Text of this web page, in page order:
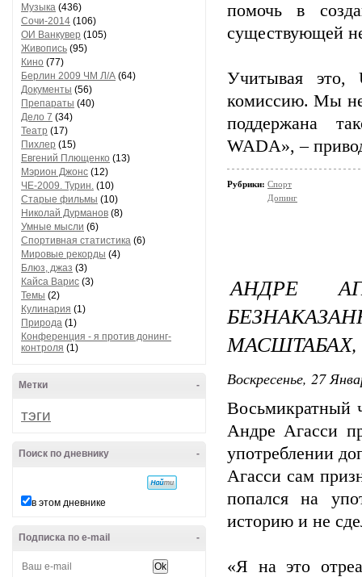
Музыка (436)
Сочи-2014 (106)
ОИ Ванкувер (105)
Живопись (95)
Кино (77)
Берлин 2009 ЧМ Л/А (64)
Документы (56)
Препараты (40)
Дело 7 (34)
Театр (17)
Пихлер (15)
Евгений Плющенко (13)
Мэрион Джонс (12)
ЧЕ-2009. Турин. (10)
Старые фильмы (10)
Николай Дурманов (8)
Умные мысли (6)
Спортивная статистика (6)
Мировые рекорды (4)
Блюз, джаз (3)
Кайса Варис (3)
Темы (2)
Кулинария (1)
Природа (1)
Конференция - я против донинг-
контроля (1)
-
Метки
тэги
-
Поиск по дневнику
в этом дневнике
-
Подписка по e-mail
помочь в
существующей
Учитывая это,
комиссию. Мы не
поддержана
WADA», –
Рубрики: Спорт
Допинг
АНДРЕ
Воскресенье, 27
Восьмикратный
Андре Агасси
употреблении
Агасси сам
попался на
историю и не
«Я на это